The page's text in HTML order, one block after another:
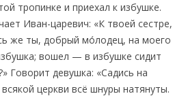
тропинке и приехал к избушке.
Иван-царевич: «К твоей сестре,
же ты, добрый мо́лодец, на моего
вошел — в избушке сидит
Говорит девушка: «Садись на
церкви всё шнуры натянуты.